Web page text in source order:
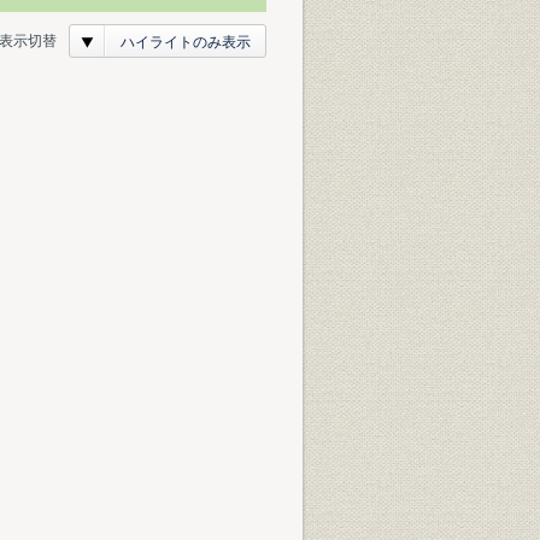
表示切替 ハイライトのみ表示